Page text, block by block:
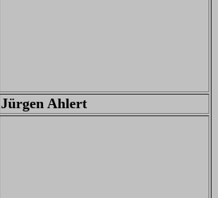
Jürgen Ahlert